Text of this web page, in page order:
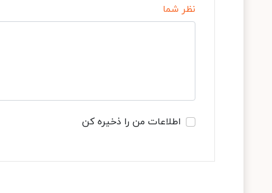
نظر شما
اطلاعات من را ذخیره کن